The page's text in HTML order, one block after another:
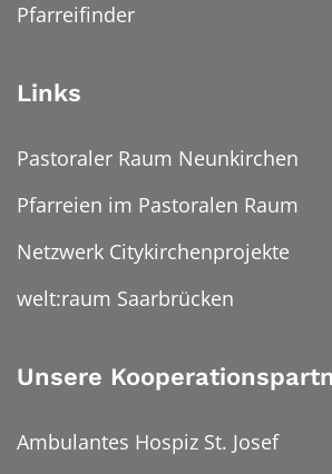
Pfarreifinder
Links
Pastoraler Raum Neunkirchen
Pfarreien im Pastoralen Raum
Netzwerk Citykirchenprojekte
welt:raum Saarbrücken
Unsere
Ambulantes Hospiz St. Josef